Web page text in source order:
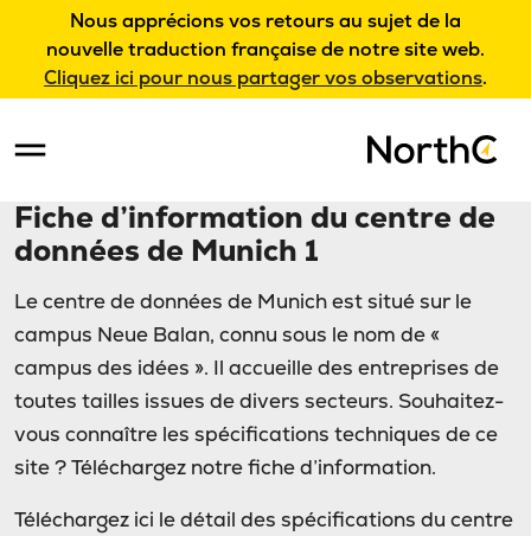
Nous apprécions vos retours au sujet de la
nouvelle traduction française de notre site web.
Cliquez ici pour nous partager vos observations.
Fiche d’information du centre de
données de Munich 1
Le centre de données de Munich est situé sur le
campus Neue Balan, connu sous le nom de «
campus des idées ». Il accueille des entreprises de
toutes tailles issues de divers secteurs. Souhaitez-
vous connaître les spécifications techniques de ce
site ? Téléchargez notre fiche d’information.
Téléchargez ici le détail des spécifications du centre